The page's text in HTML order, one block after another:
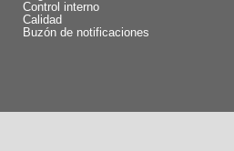
Control interno
Calidad
Buzón de notificaciones